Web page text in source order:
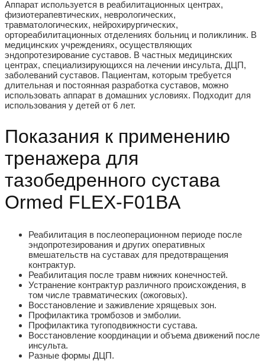
Аппарат используется в реабилитационных центрах,
физиотерапевтических, неврологических,
травматологических, нейрохирургических,
ортореабилитационных отделениях больниц и поликлиник. В
медицинских учреждениях, осуществляющих
эндопротезирование суставов. В частных медицинских
центрах, специализирующихся на лечении инсульта, ДЦП,
заболеваний суставов. Пациентам, которым требуется
длительная и постоянная разработка суставов, можно
использовать аппарат в домашних условиях. Подходит для
использования у детей от 6 лет.
Показания к применению
тренажера для
тазобедренного сустава
Ormed FLEX-F01BA
Реабилитация в послеоперационном периоде после
эндопротезирования и других оперативных
вмешательств на суставах для предотвращения
контрактур.
Реабилитация после травм нижних конечностей.
Устранение контрактур различного происхождения, в
том числе травматических (ожоговых).
Восстановление и заживление хрящевых зон.
Профилактика тромбозов и эмболии.
Профилактика тугоподвижности сустава.
Восстановление координации и объема движений после
инсульта.
Разные формы ДЦП.